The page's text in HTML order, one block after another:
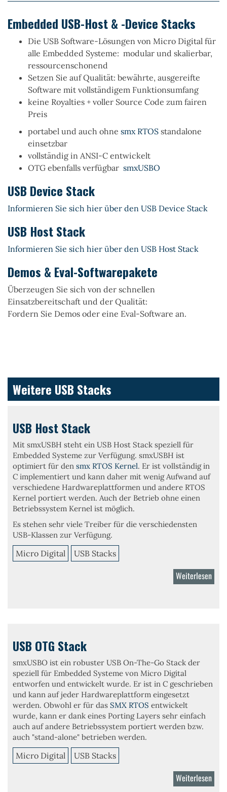
Embedded USB-Host & -Device Stacks
Die USB Software-Lösungen von Micro Digital für
alle Embedded Systeme: modular und skalierbar,
ressourcenschonend
Setzen Sie aufQualität: bewährte, ausgereifte
Software mit vollständigem Funktionsumfang
keine Royalties + voller Source Code zum fairen
Preis
portabel und auch ohne smx RTOS standalone
einsetzbar
vollständig in ANSI-C entwickelt
OTG ebenfalls verfügbar smxUSBO
USB Device Stack
Informieren Sie sich hier über den USB Device Stack
USB Host Stack
Informieren Sie sich hier über den USB Host Stack
Demos & Eval-Softwarepakete
Überzeugen Sie sich von der schnellen
Einsatzbereitschaft und der Qualität:
Fordern Sie Demos oder eine Eval-Software an.
Weitere USB Stacks
USB Host Stack
Mit smxUSBH steht ein USB Host Stack speziell für
Embedded Systeme zur Verfügung. smxUSBH ist
optimiert für den smx RTOS Kernel. Er ist vollständig in
C implementiert und kann daher mit wenig Aufwand auf
verschiedene Hardwareplattformen und andere RTOS
Kernel portiert werden. Auch der Betrieb ohne einen
Betriebssystem Kernel ist möglich.
Es stehen sehr viele Treiber für die verschiedensten
USB-Klassen zur Verfügung.
Micro Digital USB Stacks
Weiterlesen
USB
USB OTG Stack
smxUSBO ist ein robuster USB On-The-Go Stack der
speziell für Embedded Systeme von Micro Digital
entworfen und entwickelt wurde. Er ist in C geschrieben
und kann auf jeder Hardwareplattform eingesetzt
werden. Obwohl er für das SMX RTOS entwickelt
wurde, kann er dank eines Porting Layers sehr einfach
auch auf andere Betriebssystem portiert werden bzw.
auch "stand-alone" betrieben werden.
Micro Digital USB Stacks
Weiterlesen